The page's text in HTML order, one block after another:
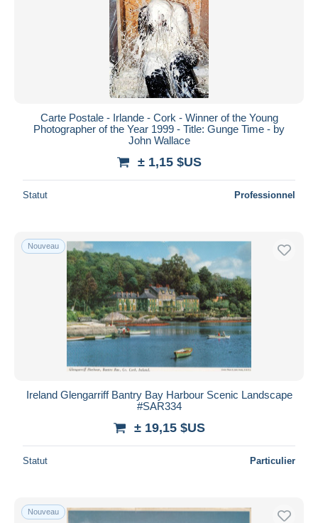
Carte Postale - Irlande - Cork - Winner of the Young
Photographer of the Year 1999 - Title: Gunge Time - by
John Wallace
± 1,15 $US
Statut Professionnel
Nouveau
Ireland Glengarriff Bantry Bay Harbour Scenic Landscape
#SAR334
± 19,15 $US
Statut Particulier
Nouveau